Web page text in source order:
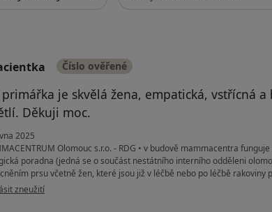
Číslo ověřené
je skvělá žena, empatická, vstřícná a
Děkuji moc.
2025
Olomouc s.r.o. - RDG • v budově mammacentra
poradna (jedná se o součást nestátního interního odděleni
prsu včetně žen, které jsou již v léčbě nebo po léčbě rakoviny
názoru uživatele pacientka
zneužití